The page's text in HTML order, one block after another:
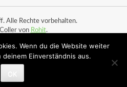
Alle Rechte vorbehalten.
Coller von Rohit.
Impressum Ortsbesuche
Wenn du die Website weiter
Einverständnis aus.